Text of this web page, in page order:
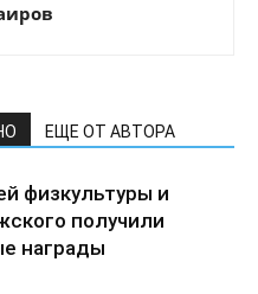
ЕЩЕ ОТ АВТОРА
физкультуры и
получили
награды